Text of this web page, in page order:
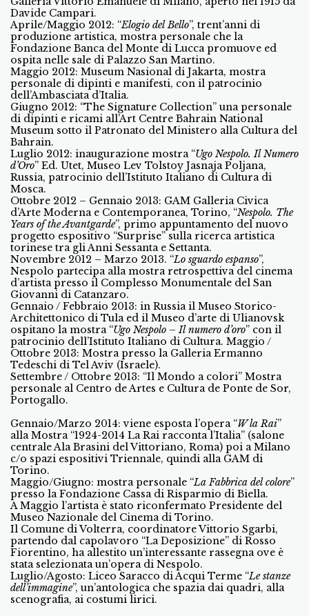
Davide Campari.
Aprile/Maggio 2012: “Elogio del Bello”, trent’anni di
produzione artistica, mostra personale che la
Fondazione Banca del Monte di Lucca promuove ed
ospita nelle sale di Palazzo San Martino.
Maggio 2012: Museum Nasional di Jakarta, mostra
personale di dipinti e manifesti, con il patrocinio
dell’Ambasciata d’Italia.
Giugno 2012: “The Signature Collection” una personale
di dipinti e ricami all’Art Centre Bahrain National
Museum sotto il Patronato del Ministero alla Cultura del
Bahrain.
Luglio 2012: inaugurazione mostra “Ugo Nespolo. Il Numero
d’Oro” Ed. Utet, Museo Lev Tolstoy Jasnaja Poljana,
Russia, patrocinio dell’Istituto Italiano di Cultura di
Mosca.
Ottobre 2012 – Gennaio 2013: GAM Galleria Civica
d’Arte Moderna e Contemporanea, Torino, “Nespolo. The
Years of the Avantgarde”, primo appuntamento del nuovo
progetto espositivo “Surprise” sulla ricerca artistica
torinese tra gli Anni Sessanta e Settanta.
Novembre 2012 – Marzo 2013. “Lo sguardo espanso”,
Nespolo partecipa alla mostra retrospettiva del cinema
d’artista presso il Complesso Monumentale del San
Giovanni di Catanzaro.
Gennaio / Febbraio 2013: in Russia il Museo Storico-
Architettonico di Tula ed il Museo d’arte di Ulianovsk
ospitano la mostra “Ugo Nespolo – Il numero d’oro” con il
patrocinio dell’Istituto Italiano di Cultura. Maggio /
Ottobre 2013: Mostra presso la Galleria Ermanno
Tedeschi di Tel Aviv (Israele).
Settembre / Ottobre 2013: “Il Mondo a colori” Mostra
personale al Centro de Artes e Cultura de Ponte de Sor,
Portogallo.
Gennaio/Marzo 2014: viene esposta l’opera “W la Rai”
alla Mostra “1924-2014 La Rai racconta l’Italia” (salone
centrale Ala Brasini del Vittoriano, Roma) poi a Milano
c/o spazi espositivi Triennale, quindi alla GAM di
Torino.
Maggio/Giugno: mostra personale “La Fabbrica del colore”
presso la Fondazione Cassa di Risparmio di Biella.
A Maggio l’artista è stato riconfermato Presidente del
Museo Nazionale del Cinema di Torino.
Il Comune di Volterra, coordinatore Vittorio Sgarbi,
partendo dal capolavoro “La Deposizione” di Rosso
Fiorentino, ha allestito un’interessante rassegna ove è
stata selezionata un’opera di Nespolo.
Luglio/Agosto: Liceo Saracco di Acqui Terme “Le stanze
dell’immagine”, un’antologica che spazia dai quadri, alla
scenografia, ai costumi lirici.